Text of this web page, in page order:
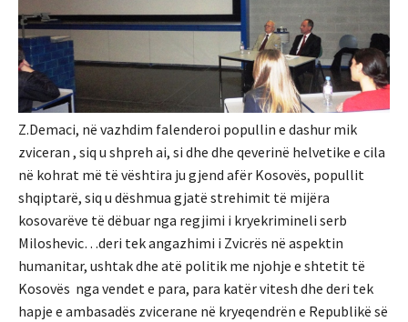
Z.Demaci, në vazhdim falenderoi popullin e dashur mik
zviceran , siq u shpreh ai, si dhe dhe qeverinë helvetike e cila
në kohrat më të vështira ju gjend afër Kosovës, popullit
shqiptarë, siq u dëshmua gjatë strehimit të mijëra
kosovarëve të dëbuar nga regjimi i kryekrimineli serb
Miloshevic…deri tek angazhimi i Zvicrës në aspektin
humanitar, ushtak dhe atë politik me njohje e shtetit të
Kosovës nga vendet e para, para katër vitesh dhe deri tek
hapje e ambasadës zvicerane në kryeqendrën e Republikë së